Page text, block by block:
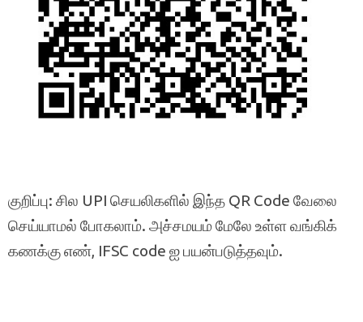
குறிப்பு: சில UPI செயலிகளில் இந்த QR Code வேலை
செய்யாமல் போகலாம். அச்சமயம் மேலே உள்ள வங்கிக்
கணக்கு எண், IFSC code ஐ பயன்படுத்தவும்.